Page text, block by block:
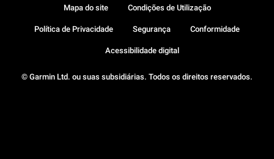
© Garmin Ltd. ou suas subsidiárias. Todos os direitos reservados.
Mapa do site Condições de Utilização
Política de Privacidade Segurança Conformidade
Acessibilidade digital